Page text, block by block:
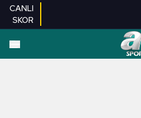
CANLI
SKOR